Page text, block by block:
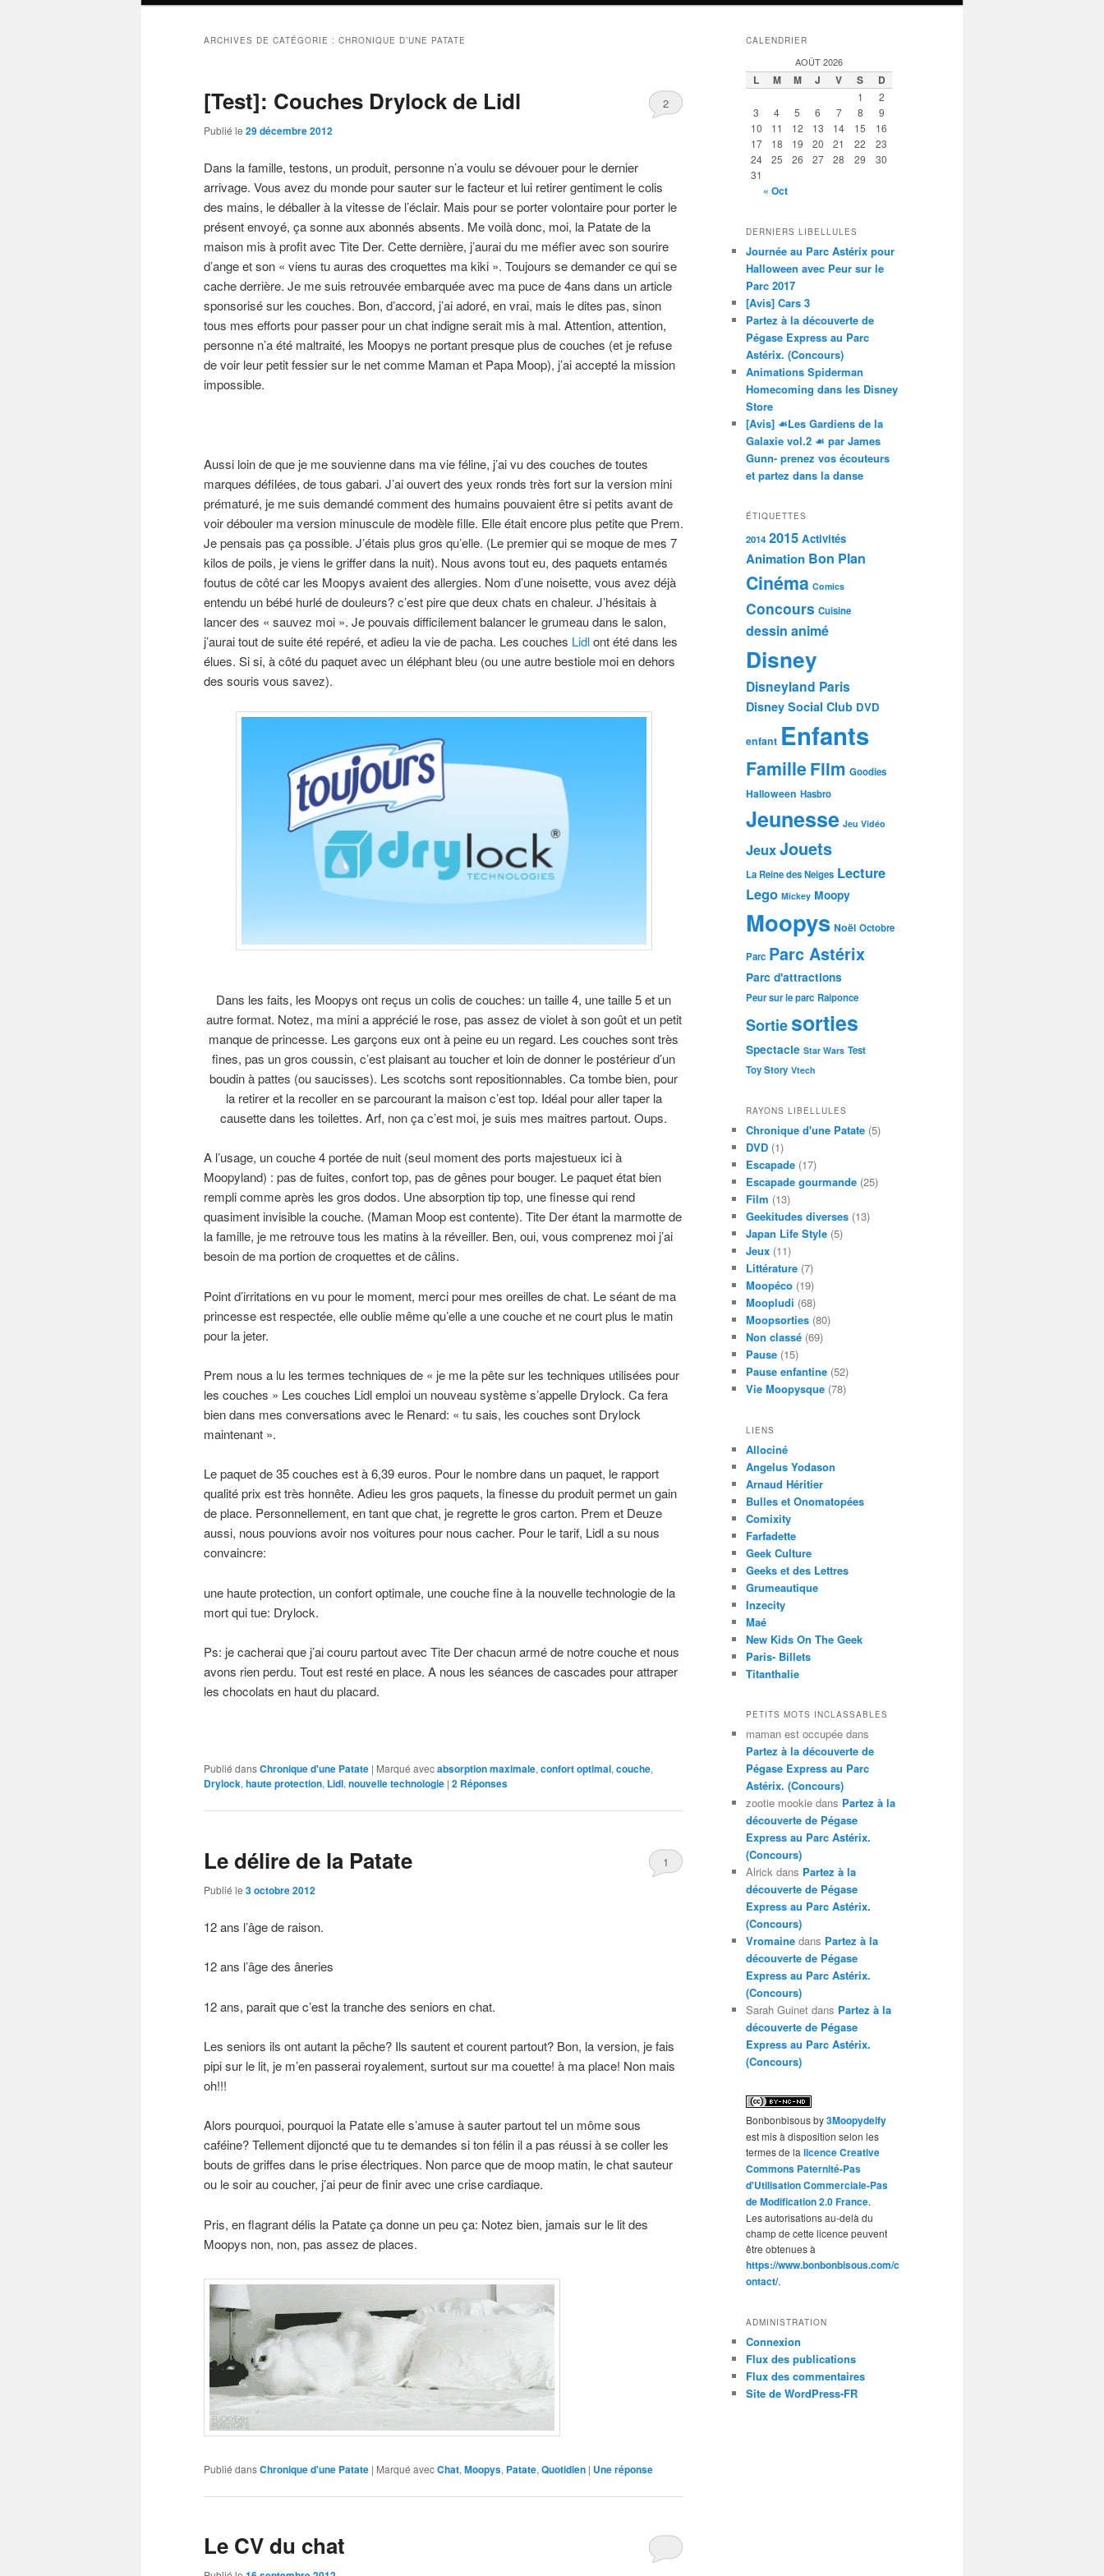
ARCHIVES DE CATÉGORIE : CHRONIQUE D’UNE PATATE
[Test]: Couches Drylock de Lidl
Publié le 29 décembre 2012
2
Dans la famille, testons, un produit, personne n’a voulu se dévouer pour le dernier
arrivage. Vous avez du monde pour sauter sur le facteur et lui retirer gentiment le colis
des mains, le déballer à la vitesse de l’éclair. Mais pour se porter volontaire pour porter le
présent envoyé, ça sonne aux abonnés absents. Me voilà donc, moi, la Patate de la
maison mis à profit avec Tite Der. Cette dernière, j’aurai du me méfier avec son sourire
d’ange et son « viens tu auras des croquettes ma kiki ». Toujours se demander ce qui se
cache derrière. Je me suis retrouvée embarquée avec ma puce de 4ans dans un article
sponsorisé sur les couches. Bon, d’accord, j’ai adoré, en vrai, mais le dites pas, sinon
tous mes efforts pour passer pour un chat indigne serait mis à mal. Attention, attention,
personne n’a été maltraité, les Moopys ne portant presque plus de couches (et je refuse
de voir leur petit fessier sur le net comme Maman et Papa Moop), j’ai accepté la mission
impossible.
Aussi loin de que je me souvienne dans ma vie féline, j’ai vu des couches de toutes
marques défilées, de tous gabari. J’ai ouvert des yeux ronds très fort sur la version mini
prématuré, je me suis demandé comment des humains pouvaient être si petits avant de
voir débouler ma version minuscule de modèle fille. Elle était encore plus petite que Prem.
Je pensais pas ça possible. J’étais plus gros qu’elle. (Le premier qui se moque de mes 7
kilos de poils, je viens le griffer dans la nuit). Nous avons tout eu, des paquets entamés
foutus de côté car les Moopys avaient des allergies. Nom d’une noisette, vous avez déjà
entendu un bébé hurlé de douleurs? c’est pire que deux chats en chaleur. J’hésitais à
lancer des « sauvez moi ». Je pouvais difficilement balancer le grumeau dans le salon,
j’aurai tout de suite été repéré, et adieu la vie de pacha. Les couches Lidlont été dans les
élues. Si si, à côté du paquet avec un éléphant bleu (ou une autre bestiole moi en dehors
des souris vous savez).
Dans les faits, les Moopys ont reçus un colis de couches: un taille 4, une taille 5 et un
autre format. Notez, ma mini a apprécié le rose, pas assez de violet à son goût et un petit
manque de princesse. Les garçons eux ont à peine eu un regard. Les couches sont très
fines, pas un gros coussin, c’est plaisant au toucher et loin de donner le postérieur d’un
boudin à pattes (ou saucisses). Les scotchs sont repositionnables. Ca tombe bien, pour
la retirer et la recoller en se parcourant la maison c’est top. Idéal pour aller taper la
causette dans les toilettes. Arf, non ça c’est moi, je suis mes maitres partout. Oups.
A l’usage, un couche 4 portée de nuit (seul moment des ports majestueux ici à
Moopyland) : pas de fuites, confort top, pas de gênes pour bouger. Le paquet état bien
rempli comme après les gros dodos. Une absorption tip top, une finesse qui rend
quasiment invisible la couche. (Maman Moop est contente). Tite Der étant la marmotte de
la famille, je me retrouve tous les matins à la réveiller. Ben, oui, vous comprenez moi j’ai
besoin de ma portion de croquettes et de câlins.
Point d’irritations en vu pour le moment, merci pour mes oreilles de chat. Le séant de ma
princesse est respectée, elle oublie même qu’elle a une couche et ne court plus le matin
pour la jeter.
Prem nous a lu les termes techniques de « je me la pête sur les techniques utilisées pour
les couches » Les couches Lidl emploi un nouveau système s’appelle Drylock. Ca fera
bien dans mes conversations avec le Renard: « tu sais, les couches sont Drylock
maintenant ».
Le paquet de 35 couches est à 6,39 euros. Pour le nombre dans un paquet, le rapport
qualité prix est très honnête. Adieu les gros paquets, la finesse du produit permet un gain
de place. Personnellement, en tant que chat, je regrette le gros carton. Prem et Deuze
aussi, nous pouvions avoir nos voitures pour nous cacher. Pour le tarif, Lidl a su nous
convaincre:
une haute protection, un confort optimale, une couche fine à la nouvelle technologie de la
mort qui tue: Drylock.
Ps: je cacherai que j’ai couru partout avec Tite Der chacun armé de notre couche et nous
avons rien perdu. Tout est resté en place. A nous les séances de cascades pour attraper
les chocolats en haut du placard.
Publié dansChronique d'une Patate | Marqué avecabsorption maximale, confort optimal, couche,
Drylock, haute protection, Lidl, nouvelle technologie | 2 Réponses
Le délire de la Patate
Publié le 3 octobre 2012
1
12 ans l’âge de raison.
12 ans l’âge des âneries
12 ans, parait que c’est la tranche des seniors en chat.
Les seniors ils ont autant la pêche? Ils sautent et courent partout? Bon, la version, je fais
pipi sur le lit, je m’en passerai royalement, surtout sur ma couette! à ma place! Non mais
oh!!!
Alors pourquoi, pourquoi la Patate elle s’amuse à sauter partout tel un môme sous
caféine? Tellement dijoncté que tu te demandes si ton félin il a pas réussi à se coller les
bouts de griffes dans le prise électriques. Non parce que de moop matin, le chat sauteur
ou le soir au coucher, j’ai peur de finir avec une crise cardiaque.
Pris, en flagrant délis la Patate ça donne un peu ça: Notez bien, jamais sur le lit des
Moopys non, non, pas assez de places.
Publié dansChronique d'une Patate | Marqué avecChat, Moopys, Patate, Quotidien | Uneréponse
Le CV du chat
CALENDRIER
AOÛT 2026
L M M J V S D
1
2
3
4 5 6 7 8
9
10
11 12 13 14 15
16
17
18 19 20 21 22
23
24
25 26 27 28 29
30
31
« Oct
DERNIERS LIBELLULES
Journée au Parc Astérix pour
Halloween avec Peur sur le
Parc 2017
[Avis] Cars 3
Partez à la découverte de
Pégase Express au Parc
Astérix. (Concours)
Animations Spiderman
Homecoming dans les Disney
Store
[Avis] ☙Les Gardiens de la
Galaxie vol.2 ☙ par James
Gunn- prenez vos écouteurs
et partez dans la danse
ÉTIQUETTES
2014 2015 Activités
Animation Bon Plan
Cinéma Comics
Concours Cuisine
dessin animé
Disney
Disneyland Paris
Disney Social Club DVD
enfant Enfants
FamilleFilm Goodies
Halloween Hasbro
Jeunesse Jeu Vidéo
JeuxJouets
La Reine des Neiges Lecture
Lego Mickey Moopy
Moopys Noël Octobre
Parc Parc Astérix
Parc d'attractions
Peur sur le parc Raiponce
Sortiesorties
Spectacle Star Wars Test
Toy Story Vtech
RAYONS LIBELLULES
Chronique d'une Patate (5)
DVD (1)
Escapade (17)
Escapade gourmande (25)
Film (13)
Geekitudes diverses (13)
Japan Life Style (5)
Jeux (11)
Littérature (7)
Moopéco (19)
Moopludi (68)
Moopsorties (80)
Non classé (69)
Pause (15)
Pause enfantine (52)
Vie Moopysque (78)
LIENS
Allociné
Angelus Yodason
Arnaud Héritier
Bulles et Onomatopées
Comixity
Farfadette
Geek Culture
Geeks et des Lettres
Grumeautique
Inzecity
Maé
New Kids On The Geek
Paris- Billets
Titanthalie
PETITS MOTS INCLASSABLES
maman est occupée dans
Partez à la découverte de
Pégase Express au Parc
Astérix. (Concours)
zootie mookie dans Partez à la
découverte de Pégase
Express au Parc Astérix.
(Concours)
Alrick dans Partez à la
découverte de Pégase
Express au Parc Astérix.
(Concours)
Vromaine dans Partez à la
découverte de Pégase
Express au Parc Astérix.
(Concours)
Sarah Guinet dans Partez à la
découverte de Pégase
Express au Parc Astérix.
(Concours)
Bonbonbisousby3Moopydelfy
est mis à disposition selon les
termes de la licence Creative
Commons Paternité-Pas
d'Utilisation Commerciale-Pas
de Modification 2.0 France.
Les autorisations au-delà du
champ de cette licence peuvent
être obtenues à
https://www.bonbonbisous.com/c
ontact/.
ADMINISTRATION
Connexion
Flux des publications
Flux des commentaires
Site de WordPress-FR